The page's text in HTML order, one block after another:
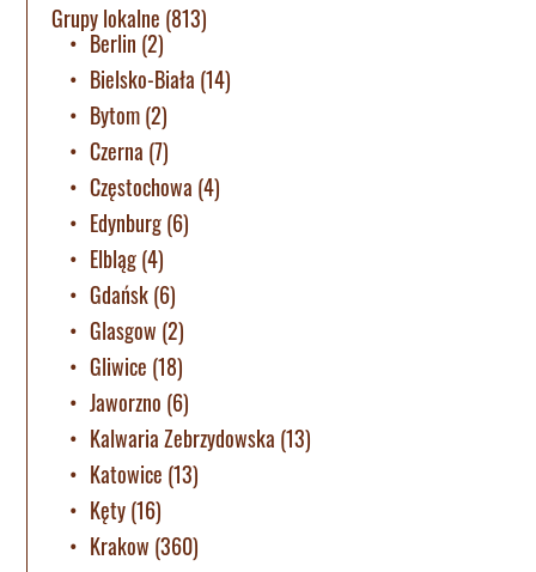
Grupy lokalne (813)
Berlin (2)
Bielsko-Biała (14)
Bytom(2)
Czerna (7)
Częstochowa (4)
Edynburg(6)
Elbląg(4)
Gdańsk(6)
Glasgow (2)
Gliwice (18)
Jaworzno (6)
Kalwaria Zebrzydowska (13)
Katowice (13)
Kęty(16)
Krakow (360)